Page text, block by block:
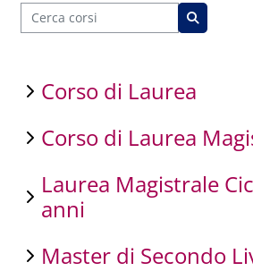
Cerca corsi
Cerca corsi
Corso di Laurea
Corso di Laurea
Laurea Magistrale
anni
Master di Secondo